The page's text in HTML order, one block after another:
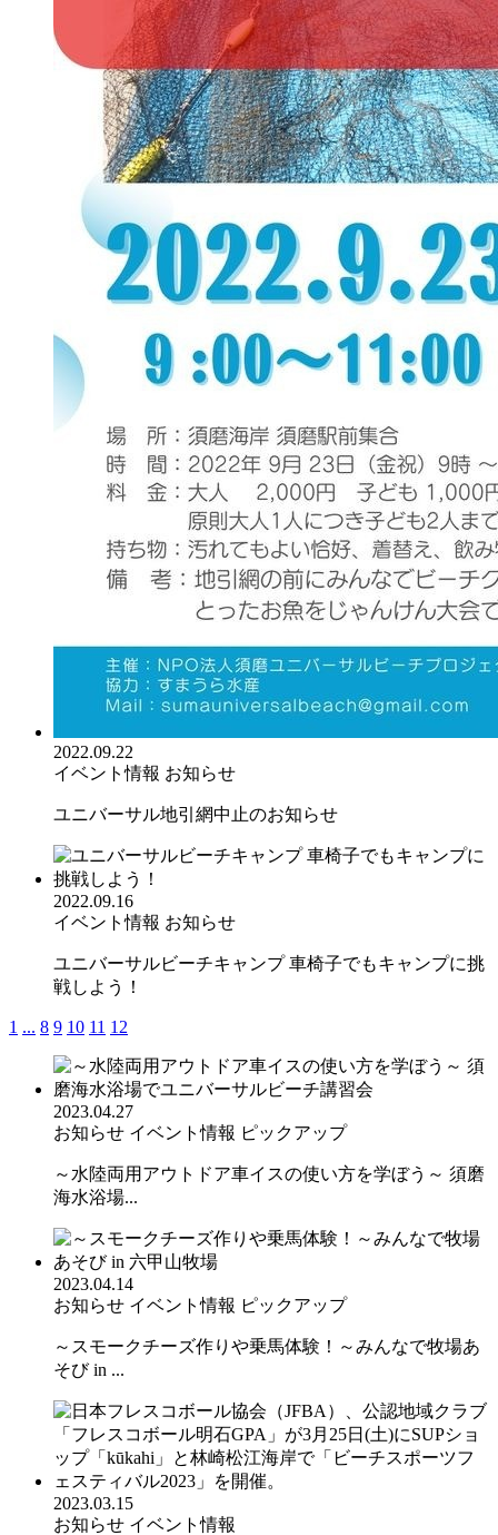
2022.09.22
イベント情報 お知らせ
ユニバーサル地引網中止のお知らせ
2022.09.16
イベント情報 お知らせ
ユニバーサルビーチキャンプ 車椅子でもキャンプに挑
戦しよう！
1 ... 8 9 10 11 12
2023.04.27
お知らせ イベント情報 ピックアップ
～水陸両用アウトドア車イスの使い方を学ぼう～ 須磨
海水浴場...
2023.04.14
お知らせ イベント情報 ピックアップ
～スモークチーズ作りや乗馬体験！～みんなで牧場あ
そび in ...
2023.03.15
お知らせ イベント情報